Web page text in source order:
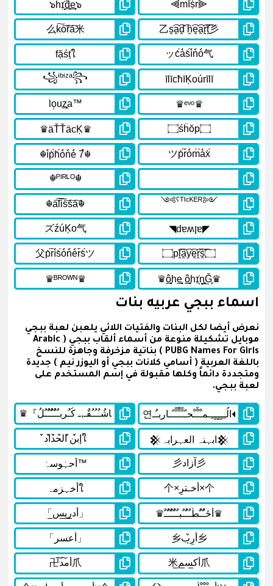
اسماء ببجي عربيه بنات
نعرض أيضا لكل البنات والفتيات اللائي يلعبن لعبة ببجي
موبايل تشكيلة منوعة من أسماء ألقاب ببجي ( Arabic
PUBG Names For Girls ) بناتية مزخرفة وجاهزة للنسخ
باللغة العربية ( أسامي كلانات ببجي أو اليوزر نيم ) جديدة
ومتجددة دائماً وكلها مقبولة في إسم المستخدم على
لعبة ببجي.